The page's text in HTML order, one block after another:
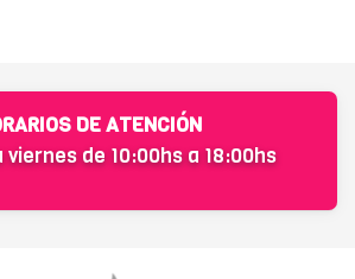
DE ATENCIÓN
viernes de 10:00hs a 18:00hs